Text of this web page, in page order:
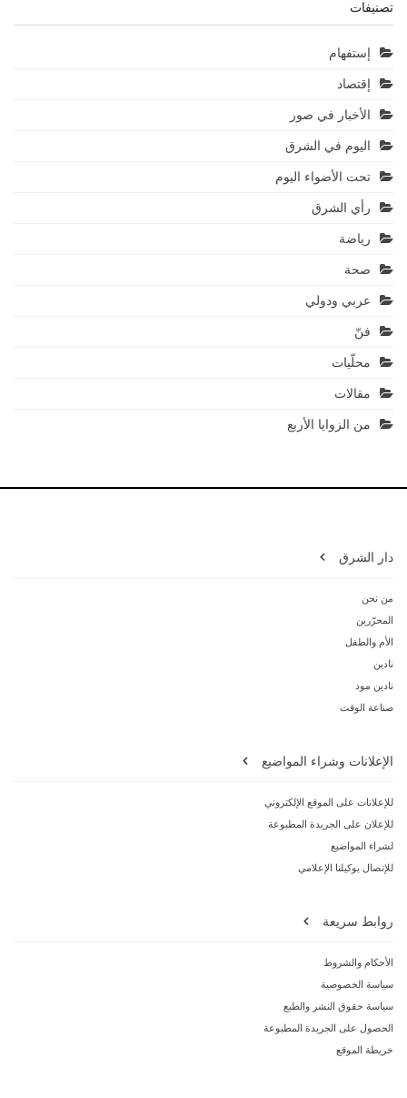
تصنيفات
إستفهام
إقتصاد
الأخبار في صور
اليوم في الشرق
تحت الأضواء اليوم
رأي الشرق
رياضة
صحة
عربي ودولي
فنّ
محلّيات
مقالات
من الزوايا الأربع
دار الشرق
من نحن
المحرّرين
الأم والطفل
نادين
نادين مود
صناعة الوقت
الإعلانات وشراء المواضيع
للإعلانات على الموقع الإلكتروني
للإعلان على الجريدة المطبوعة
لشراء المواضيع
للإتصال بوكيلنا الإعلامي
روابط سريعة
الأحكام والشروط
سياسة الخصوصية
سياسة حقوق النشر والطبع
الحصول على الجريدة المطبوعة
خريطة الموقع